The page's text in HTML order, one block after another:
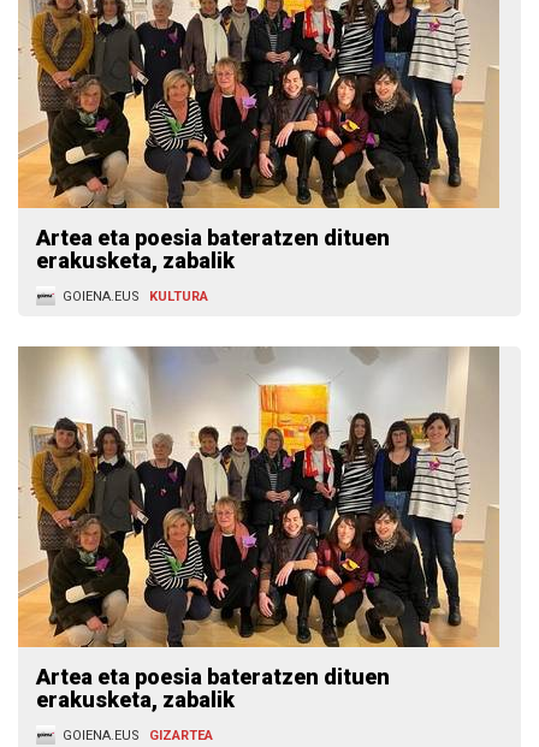
Artea eta poesia bateratzen dituen
erakusketa, zabalik
GOIENA.EUS KULTURA
Artea eta poesia bateratzen dituen
erakusketa, zabalik
GOIENA.EUS GIZARTEA